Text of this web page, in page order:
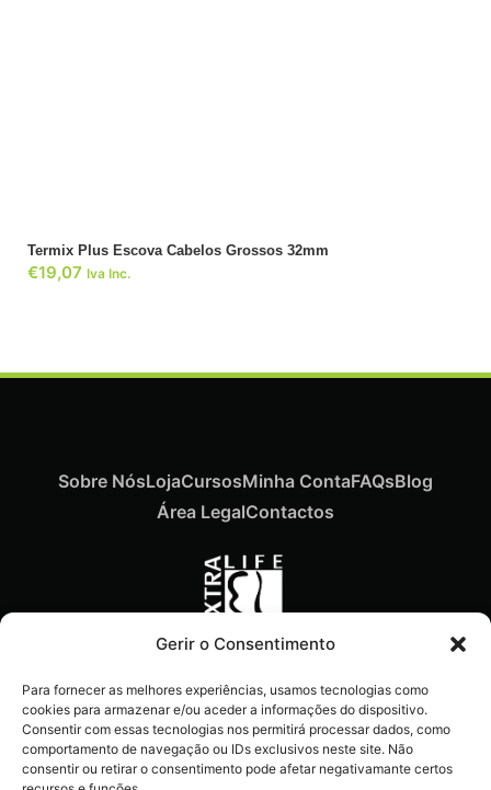
Gerir o Consentimento
Para fornecer as melhores experiências, usamos tecnologias como
cookies para armazenar e/ou aceder a informações do dispositivo.
Consentir com essas tecnologias nos permitirá processar dados, como
comportamento de navegação ou IDs exclusivos neste site. Não
consentir ou retirar o consentimento pode afetar negativamante certos
Termix Plus Escova Cabelos Grossos 32mm
€19,07 Iva Inc.
novidades e dicas
imperdíveis diretamente no
teu e-mail.
Sobre NósLojaCursosMinha ContaFAQsBlog
Área LegalContactos